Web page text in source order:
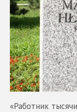
«Работник